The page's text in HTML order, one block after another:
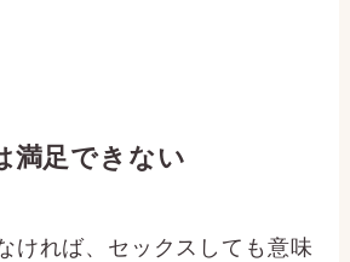
満足できない
ければ、セックスしても意味